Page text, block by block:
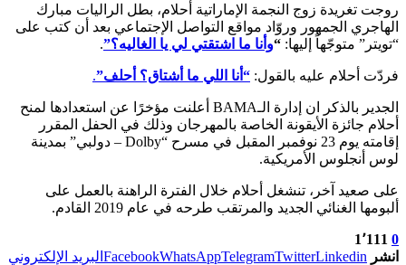
روجت تغريدة زوج النجمة الإماراتية أحلام، بطل الراليات مبارك
الهاجري الجمهور وروّاد مواقع التواصل الإجتماعي بعد أن كتب على
“تويتر” متوجّهاً إليها: “وأنا ما اشتقتي لي يا الغاليه؟”.
فردّت أحلام عليه بالقول: “أنا اللي ما أشتاق؟ أحلف”.
الجدير بالذكر ان إدارة الـBAMA أعلنت مؤخرًا عن استعدادها لمنح
أحلام جائزة الأيقونة الخاصة بالمهرجان وذلك في الحفل المقرر
إقامته يوم 23 نوفمبر المقبل في مسرح “Dolby – دولبي” بمدينة
لوس أنجلوس الأمريكية.
على صعيد آخر، تنشغل أحلام خلال الفترة الراهنة بالعمل على
ألبومها الغنائي الجديد والمرتقب طرحه في عام 2019 القادم.
0 1٬111
انشر
FacebookWhatsAppTelegramTwitterLinkedin البريد الإلكتروني